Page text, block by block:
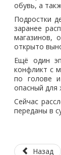
обувь, а
Подростки
заранее
магазинов,
открыто
Ещё один
конфликт с
по голове
опасный для
Сейчас
переданы в
Назад